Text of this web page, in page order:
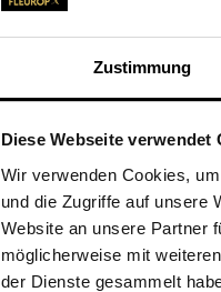
Zustimmung
Diese Webseite verwendet
Wir verwenden Cookies,
und die Zugriffe auf unsere
Website an unsere Partner
möglicherweise mit
der Dienste gesammelt